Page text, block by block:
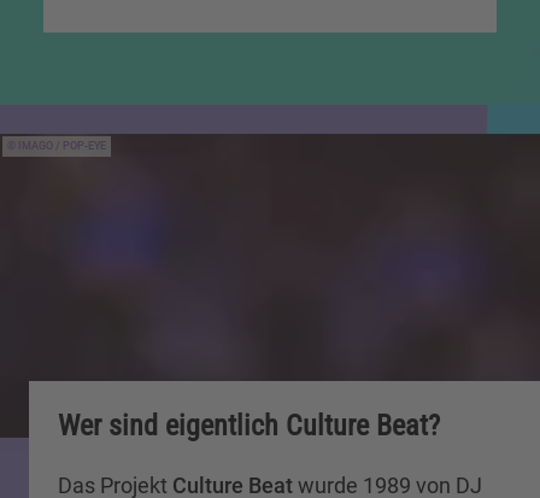
IMAGO / POP-EYE
Wer sind eigentlich Culture Beat?
Das Projekt Culture Beatwurde 1989 von DJ